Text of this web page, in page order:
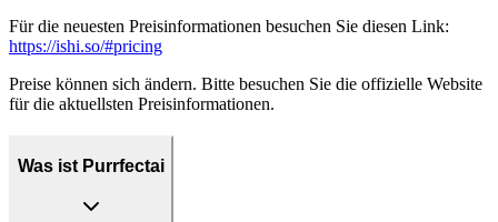
Für die neuesten Preisinformationen besuchen Sie diesen Link:
https://ishi.so/#pricing
Preise können sich ändern. Bitte besuchen Sie die offizielle Website
für die aktuellsten Preisinformationen.
Was ist Purrfectai